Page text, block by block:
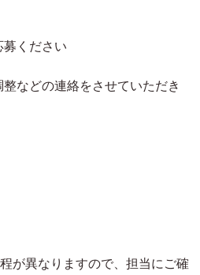
募ください
などの連絡をさせていただき
が異なりますので、担当にご確